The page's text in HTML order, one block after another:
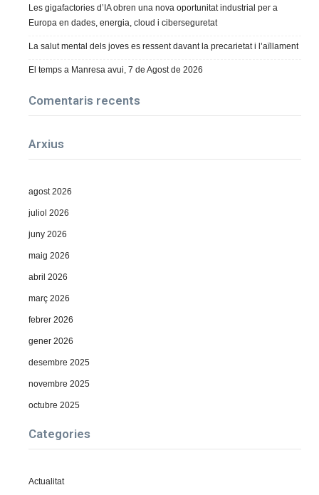
Les gigafactories d’IA obren una nova oportunitat industrial per a
Europa en dades, energia, cloud i ciberseguretat
La salut mental dels joves es ressent davant la precarietat i l’aïllament
El temps a Manresa avui, 7 de Agost de 2026
Comentaris recents
Arxius
agost 2026
juliol 2026
juny 2026
maig 2026
abril 2026
març 2026
febrer 2026
gener 2026
desembre 2025
novembre 2025
octubre 2025
Categories
Actualitat